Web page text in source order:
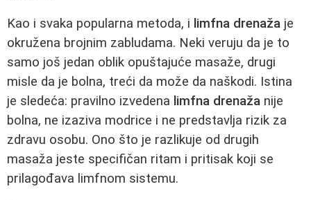
Kao i svaka popularna metoda, i limfna drenaža je
okružena brojnim zabludama. Neki veruju da je to
samo još jedan oblik opuštajuće masaže, drugi
misle da je bolna, treći da može da naškodi. Istina
je sledeća: pravilno izvedena limfna drenaža nije
bolna, ne izaziva modrice i ne predstavlja rizik za
zdravu osobu. Ono što je razlikuje od drugih
masaža jeste specifičan ritam i pritisak koji se
prilagođava limfnom sistemu.